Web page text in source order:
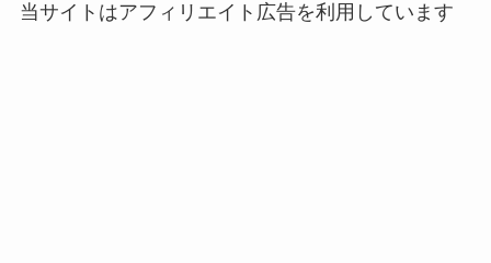
当サイトはアフィリエイト広告を利用しています